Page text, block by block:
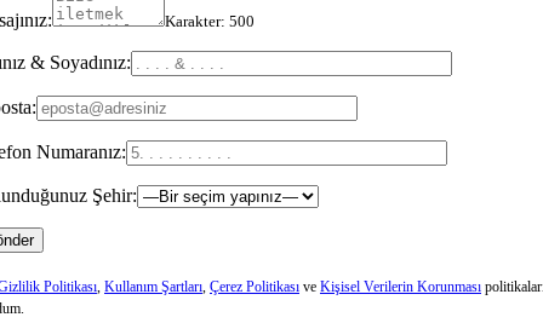
Karakter: 500
& Soyadınız:
Numaranız:
Şehir:
Politikası, Kullanım Şartları, Çerez Politikası ve Kişisel Verilerin Korunması